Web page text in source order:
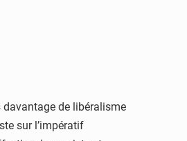
de libéralisme
sur l’impératif